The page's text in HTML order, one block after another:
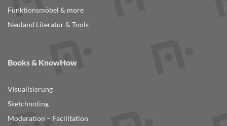
Funktionsmöbel & more
Neuland Literatur & Tools
Books & KnowHow
Visualisierung
Sketchnoting
Moderation – Facilitation